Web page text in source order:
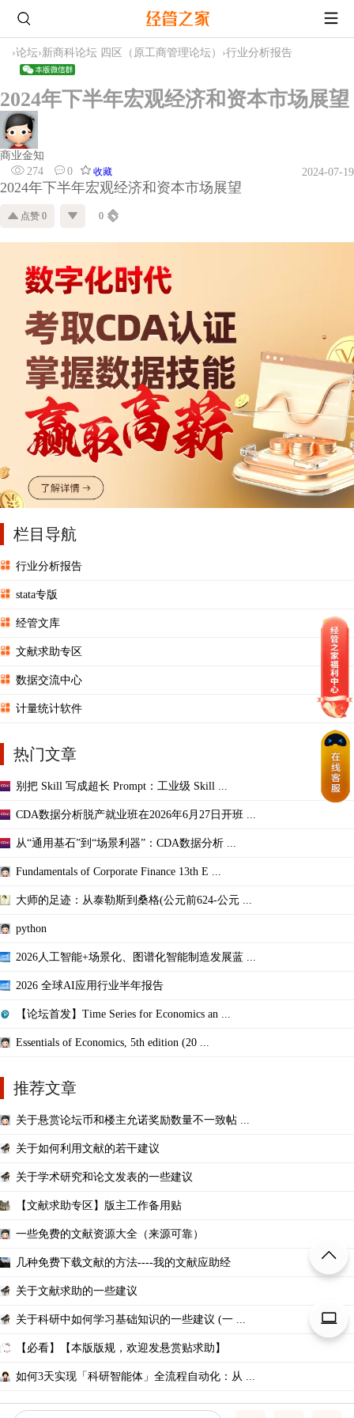
›论坛›新商科论坛 四区（原工商管理论坛） ›行业分析报告
2024年下半年宏观经济和资本市场展望
商业金知
274
0 收藏 2024-07-19
2024年下半年宏观经济和资本市场展望
点赞 0 0
栏目导航
行业分析报告
stata专版
经管文库
文献求助专区
数据交流中心
计量统计软件
热门文章
别把 Skill 写成超长 Prompt：工业级 Skill ...
CDA数据分析脱产就业班在2026年6月27日开班 ...
从“通用基石”到“场景利器”：CDA数据分析 ...
Fundamentals of Corporate Finance 13th E ...
大师的足迹：从泰勒斯到桑格(公元前624-公元 ...
python
2026人工智能+场景化、图谱化智能制造发展蓝 ...
2026 全球AI应用行业半年报告
【论坛首发】Time Series for Economics an ...
Essentials of Economics, 5th edition (20 ...
推荐文章
关于悬赏论坛币和楼主允诺奖励数量不一致帖 ...
关于如何利用文献的若干建议
关于学术研究和论文发表的一些建议
【文献求助专区】版主工作备用贴
一些免费的文献资源大全（来源可靠）
几种免费下载文献的方法----我的文献应助经
关于文献求助的一些建议
关于科研中如何学习基础知识的一些建议 (一 ...
【必看】【本版版规，欢迎发悬赏贴求助】
如何3天实现「科研智能体」全流程自动化：从 ...